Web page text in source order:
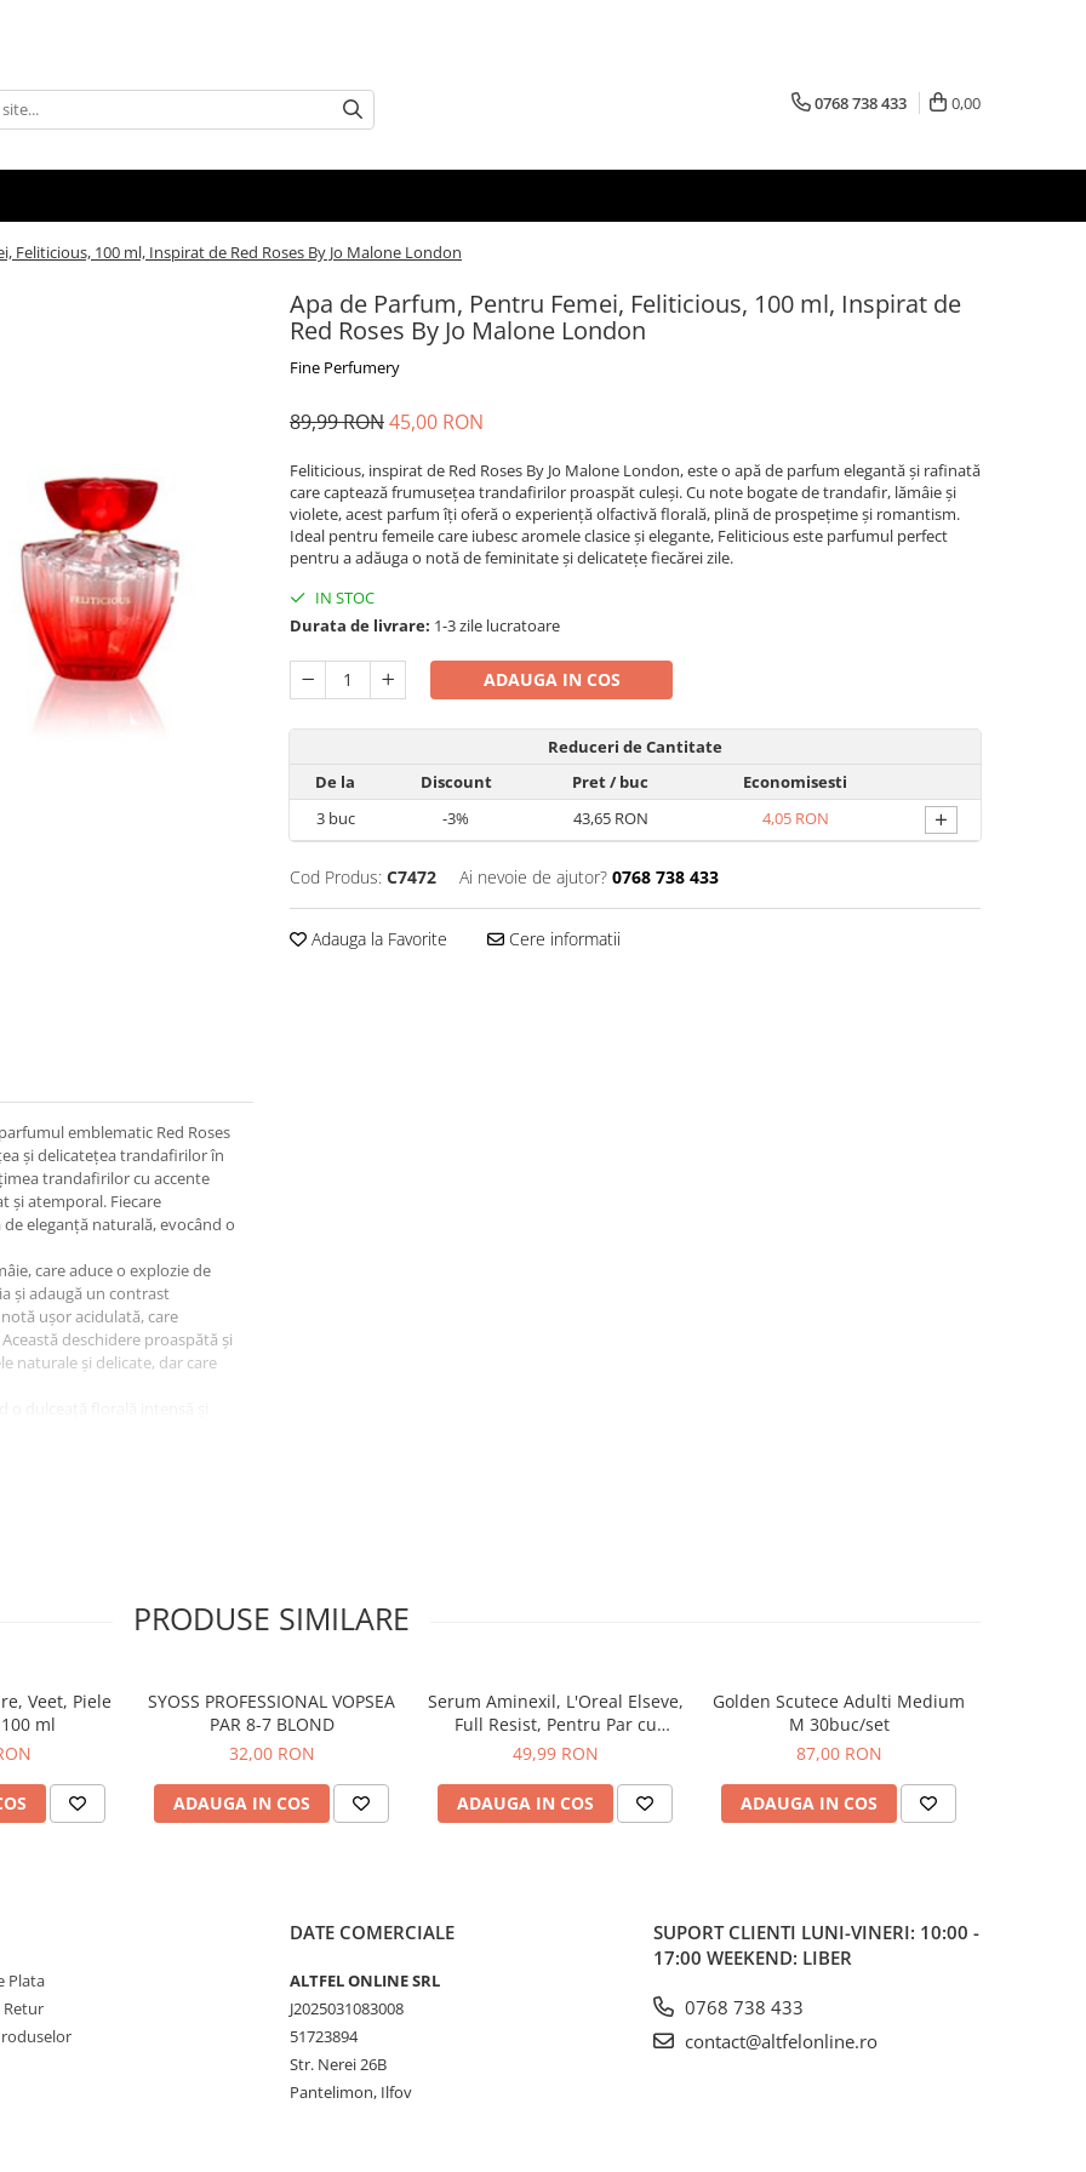
0768 738 433 0,00
Feliticious, 100 ml, Inspirat de Red Roses By Jo Malone London
Apa de Parfum, Pentru Femei, Feliticious, 100 ml, Inspirat de
Red Roses By Jo Malone London
Fine Perfumery
89,99 RON45,00 RON
Feliticious, inspirat de Red Roses By Jo Malone London, este o apă de parfum elegantă și rafinată
care captează frumusețea trandafirilor proaspăt culeși. Cu note bogate de trandafir, lămâie și
violete, acest parfum îți oferă o experiență olfactivă florală, plină de prospețime și romantism.
Ideal pentru femeile care iubesc aromele clasice și elegante, Feliticious este parfumul perfect
pentru a adăuga o notă de feminitate și delicatețe fiecărei zile.
IN STOC
Durata de livrare: 1-3 zile lucratoare
ADAUGA IN COS
Reduceri de Cantitate
De la
Discount Pret/ buc
Economisesti
3buc -3% 43,65 RON 4,05 RON +
Cod Produs: C7472 Ai nevoie de ajutor? 0768 738 433
Adauga la Favorite Cere informatii
emblematic Red Roses
și delicatețea trandafirilor în
trandafirilor cu accente
și atemporal. Fiecare
eleganță naturală, evocând o
care aduce o explozie de
și adaugă un contrast
ușor acidulată, care
deschidere proaspătă și
naturale și delicate, dar care
de lux și rafinament, fiind
și pudrată, care
a adăuga o notă de
perfectă pentru femeile
perfectă a
pentru a fi oferit cadou.
feminin și delicat al
luxul discret.
perfectă de trandafiri
între dulceață și
PRODUSE SIMILARE
Veet, Piele
ml
SYOSS PROFESSIONAL VOPSEA
PAR 8-7 BLOND
32,00 RON
ADAUGA IN COS
Serum Aminexil, L'Oreal Elseve,
Full Resist, Pentru Par cu
Tendinta de Cadere, 100 ml
49,99 RON
ADAUGA IN COS
Golden Scutece Adulti Medium
M 30buc/set
87,00 RON
ADAUGA IN COS
Plata
Retur
DATE COMERCIALE
ALTFEL ONLINE SRL
J2025031083008
51723894
Str. Nerei 26B
Pantelimon, Ilfov
SUPORT CLIENTI LUNI-VINERI: 10:00 -
17:00 WEEKEND: LIBER
0768 738 433
contact@altfelonline.ro